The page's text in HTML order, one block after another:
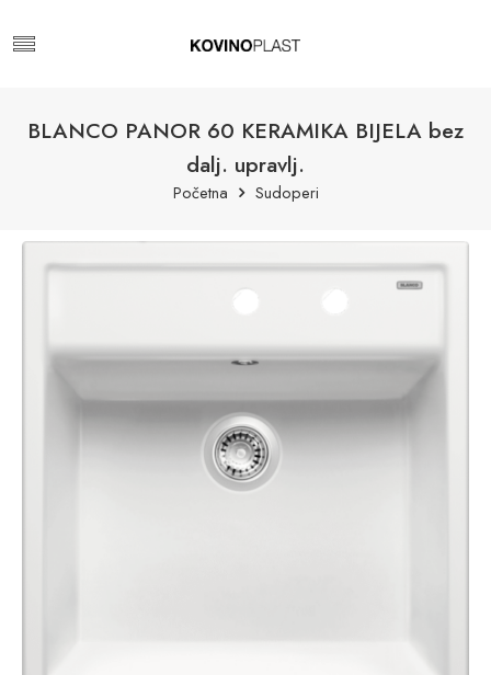
BLANCO PANOR 60 KERAMIKA BIJELA bez
dalj. upravlj.
Početna Sudoperi